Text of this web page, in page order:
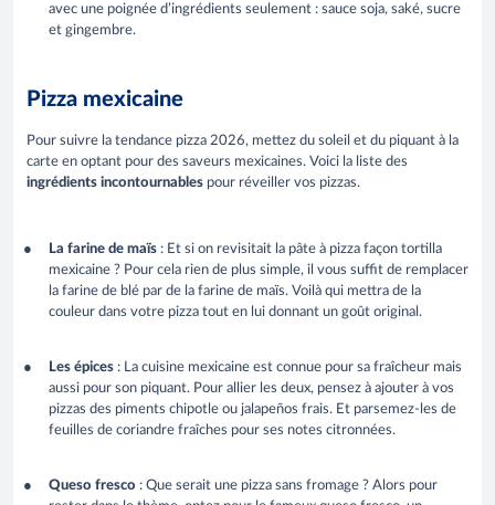
avec une poignée d’ingrédients seulement : sauce soja, saké, sucre
et gingembre.
Pizza mexicaine
Pour suivre la tendance pizza 2026, mettez du soleil et du piquant à la
carte en optant pour des saveurs mexicaines. Voici la liste des
ingrédients incontournables pour réveiller vos pizzas.
La farine de maïs : Et si on revisitait la pâte à pizza façon tortilla
mexicaine ? Pour cela rien de plus simple, il vous suffit de remplacer
la farine de blé par de la farine de maïs. Voilà qui mettra de la
couleur dans votre pizza tout en lui donnant un goût original.
Les épices : La cuisine mexicaine est connue pour sa fraîcheur mais
aussi pour son piquant. Pour allier les deux, pensez à ajouter à vos
pizzas des piments chipotle ou jalapeños frais. Et parsemez-les de
feuilles de coriandre fraîches pour ses notes citronnées.
Queso fresco : Que serait une pizza sans fromage ? Alors pour